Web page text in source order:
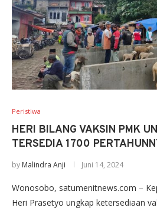
Peristiwa
HERI BILANG VAKSIN PMK
TERSEDIA 1700
by Malindra Anji Juni 14, 2024
Wonosobo, satumenitnews.com –
Heri Prasetyo ungkap ketersediaan